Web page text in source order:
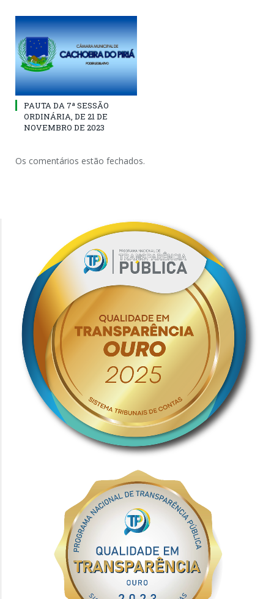
PAUTA DA 7ª SESSÃO
ORDINÁRIA, DE 21 DE
NOVEMBRO DE 2023
Os comentários estão fechados.